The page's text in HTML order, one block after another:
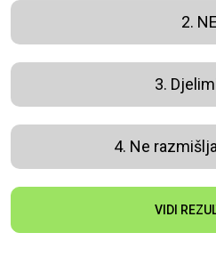
2. NE
3.
4. Ne
VIDI